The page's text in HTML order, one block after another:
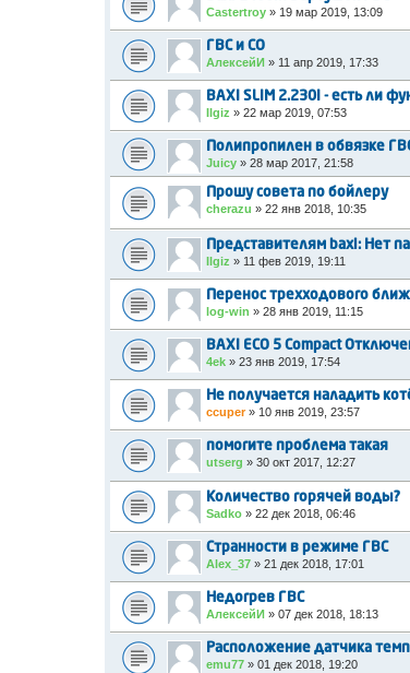
Castertroy » 19 мар 2019, 13:09
ГВС и СО
АлексейИ » 11 апр 2019, 17:33
BAXI SLIM 2.230I - есть ли
Ilgiz » 22 мар 2019, 07:53
Полипропилен в обвязке
Juicy » 28 мар 2017, 21:58
Прошу совета по бойлеру
cherazu » 22 янв 2018, 10:35
Представителям baxi: Нет
Ilgiz » 11 фев 2019, 19:11
Перенос трехходового
log-win » 28 янв 2019, 11:15
BAXI ECO 5 Compact
4ek » 23 янв 2019, 17:54
Не получается наладить
ccuper» 10 янв 2019, 23:57
помогите проблема такая
utserg » 30 окт 2017, 12:27
Количество горячей воды?
Sadko » 22 дек 2018, 06:46
Странности в режиме ГВС
Alex_37 » 21 дек 2018, 17:01
Недогрев ГВС
АлексейИ » 07 дек 2018, 18:13
Расположение датчика
emu77 » 01 дек 2018, 19:20